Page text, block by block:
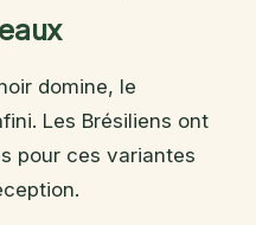
domine, le
Les Brésiliens ont
pour ces variantes